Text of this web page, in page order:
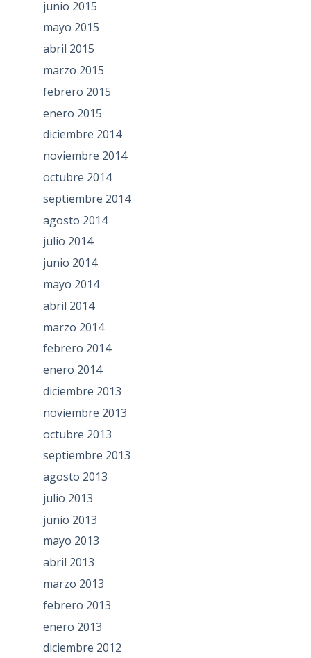
junio 2015
mayo 2015
abril 2015
marzo 2015
febrero 2015
enero 2015
diciembre 2014
noviembre 2014
octubre 2014
septiembre 2014
agosto 2014
julio 2014
junio 2014
mayo 2014
abril 2014
marzo 2014
febrero 2014
enero 2014
diciembre 2013
noviembre 2013
octubre 2013
septiembre 2013
agosto 2013
julio 2013
junio 2013
mayo 2013
abril 2013
marzo 2013
febrero 2013
enero 2013
diciembre 2012